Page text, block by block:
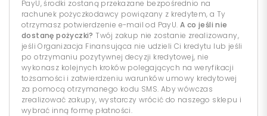
PayU, środki zostaną przekazane bezpośrednio na
rachunek pożyczkodawcy powiązany z kredytem, a Ty
otrzymasz potwierdzenie e-mail od PayU. A co jeśli nie
dostanę pożyczki? Twój zakup nie zostanie zrealizowany,
jeśli Organizacja Finansująca nie udzieli Ci kredytu lub jeśli
po otrzymaniu pozytywnej decyzji kredytowej, nie
wykonasz kolejnych kroków polegających na weryfikacji
tożsamości i zatwierdzeniu warunków umowy kredytowej
za pomocą otrzymanego kodu SMS. Aby wówczas
zrealizować zakupy, wystarczy wrócić do naszego sklepu i
wybrać inną formę płatności.